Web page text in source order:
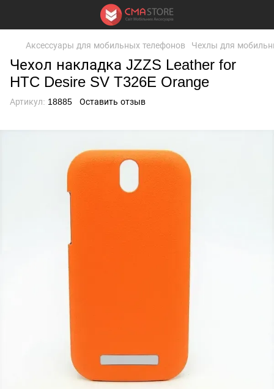
Аксессуары для мобильных телефонов Чехлы для
Чехол накладка JZZS Leather for
HTC Desire SV T326E Orange
Артикул: 18885 Оставить отзыв